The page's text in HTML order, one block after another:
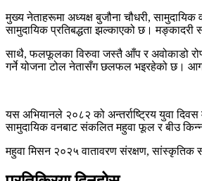
मुख्य नेताहरूमा अध्यक्ष बुजौना चौधरी,
सामुदायिक प्रतिबद्धता झल्काएको छ। मङ्कादरी
साथै, फलफूलका विरुवा जस्तै आँप र अवोकाडो
गर्ने योजना टोल नेतासँग छलफल भइरहेको छ।
यस अभियानले २०८२ को अन्तर्राष्ट्रिय युवा
सामुदायिक वनबाट संकलित महुवा फूल र बीउ
महुवा मिसन २०२५ वातावरण संरक्षण,